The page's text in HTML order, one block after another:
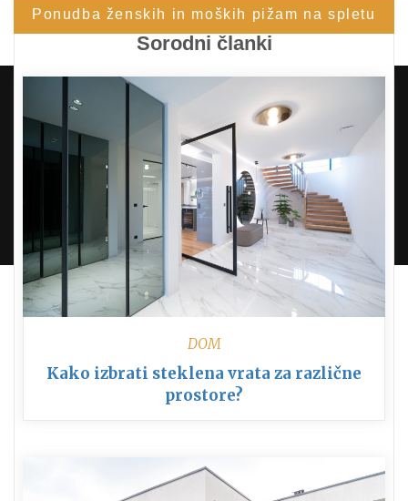
Ponudba ženskih in moških pižam na spletu
Sorodni članki
DOM
Kako izbrati steklena vrata za različne
prostore?
NE UPORABLJAMO PIŠKOTKOV. VSE PRAVICE
PRIDRŽANE.
KONTAKT
PROUDLY POWERED BY WORDPRESS|DEVELOP BY
AMPLE THEMES.